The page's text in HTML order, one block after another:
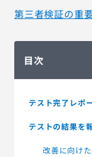
第三者検証の重
目次
テスト完了レポ
テストの結果を
改善に向け